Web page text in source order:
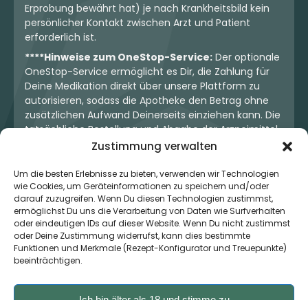
Zustimmung verwalten
Um die besten Erlebnisse zu bieten, verwenden wir Technologien
wie Cookies, um Geräteinformationen zu speichern und/oder
darauf zuzugreifen. Wenn Du diesen Technologien zustimmst,
ermöglichst Du uns die Verarbeitung von Daten wie Surfverhalten
oder eindeutigen IDs auf dieser Website. Wenn Du nicht zustimmst
oder Deine Zustimmung widerrufst, kann dies bestimmte
Funktionen und Merkmale (Rezept-Konfigurator und Treuepunkte)
beeinträchtigen.
Erprobung bewährt hat) je nach Krankheitsbild kein
persönlicher Kontakt zwischen Arzt und Patient
erforderlich ist.
****Hinweise zum OneStop-Service: Der optionale
OneStop-Service ermöglicht es Dir, die Zahlung für
Deine Medikation direkt über unsere Plattform zu
autorisieren, sodass die Apotheke den Betrag ohne
zusätzlichen Aufwand Deinerseits einziehen kann. Die
tatsächliche Bestellung und Abgabe der Arzneimittel
erfolgt jedoch ausschließlich über die jeweilige
Dir und der Apotheke. Unser OneStop-Service stellt
kein pharmazeutisches Angebot dar, sondern dient
lediglich der komfortablen Zahlungsabwicklung. Die
Nutzung ist freiwillig und hat keinerlei Einfluss auf die
ärztliche Therapieentscheidung oder die Wahl der
verschriebenen Medikation. Apotheken sind rechtlich
unabhängig und unterliegen den gesetzlichen